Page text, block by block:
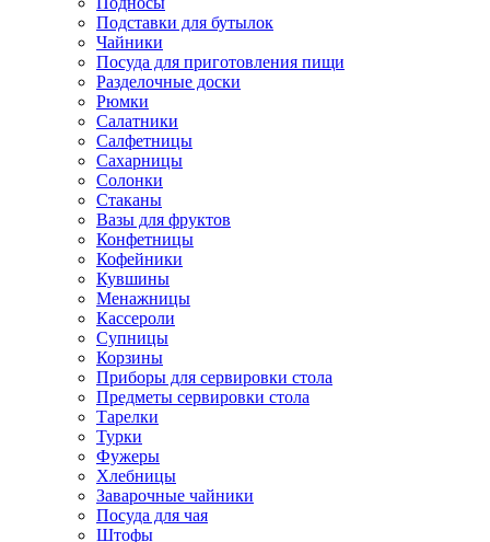
Подставки для бутылок
Чайники
Посуда для приготовления пищи
Разделочные доски
Рюмки
Салатники
Салфетницы
Сахарницы
Солонки
Стаканы
Вазы для фруктов
Конфетницы
Кофейники
Кувшины
Менажницы
Кассероли
Супницы
Корзины
Приборы для сервировки стола
Предметы сервировки стола
Тарелки
Турки
Фужеры
Хлебницы
Заварочные чайники
Посуда для чая
Штофы